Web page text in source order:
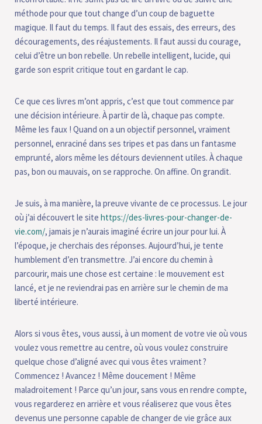
méthode pour que tout change d’un coup de baguette
magique. Il faut du temps. Il faut des essais, des erreurs, des
découragements, des réajustements. Il faut aussi du courage,
celui d’être un bon rebelle. Un rebelle intelligent, lucide, qui
garde son esprit critique tout en gardant le cap.
Ce que ces livres m’ont appris, c’est que tout commence par
une décision intérieure. À partir de là, chaque pas compte.
Même les faux ! Quand on a un objectif personnel, vraiment
personnel, enraciné dans ses tripes et pas dans un fantasme
emprunté, alors même les détours deviennent utiles. À chaque
pas, bon ou mauvais, on se rapproche. On affine. On grandit.
Je suis, à ma manière, la preuve vivante de ce processus. Le jour
où j’ai découvert le site https://des-livres-pour-changer-de-
vie.com/, jamais je n’aurais imaginé écrire un jour pour lui. À
l’époque, je cherchais des réponses. Aujourd’hui, je tente
humblement d’en transmettre. J’ai encore du chemin à
parcourir, mais une chose est certaine : le mouvement est
lancé, et je ne reviendrai pas en arrière sur le chemin de ma
liberté intérieure.
Alors si vous êtes, vous aussi, à un moment de votre vie où vous
voulez vous remettre au centre, où vous voulez construire
quelque chose d’aligné avec qui vous êtes vraiment ?
Commencez ! Avancez ! Même doucement ! Même
maladroitement ! Parce qu’un jour, sans vous en rendre compte,
vous regarderez en arrière et vous réaliserez que vous êtes
devenus une personne capable de changer de vie grâce aux